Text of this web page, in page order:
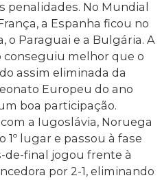
penalidades. No Mundial
a Espanha ficou no
o Paraguai e a Bulgária. A
conseguiu melhor que o
assim eliminada da
Europeu do ano
boa participação.
a Iugoslávia, Noruega
1º lugar e passou à fase
de-final jogou frente à
por 2-1, eliminando